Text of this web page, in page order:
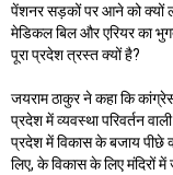
पेंशनर सड़कों पर आने को क्यों
मेडिकल बिल और एरियर का
पूरा प्रदेश त्रस्त क्यों है?
जयराम ठाकुर ने कहा कि
प्रदेश में व्यवस्था परिवर्तन
प्रदेश में विकास के बजाय पीछे
लिए, के विकास के लिए मंदिरों